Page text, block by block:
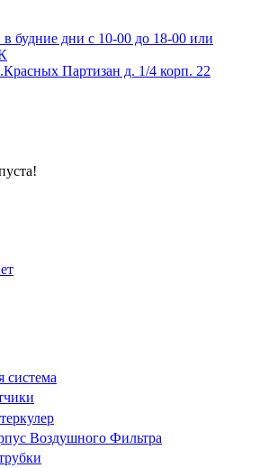
в будние дни с 10-00 до 18-00 или
Партизан д. 1/4 корп. 22
система
Воздушного Фильтра